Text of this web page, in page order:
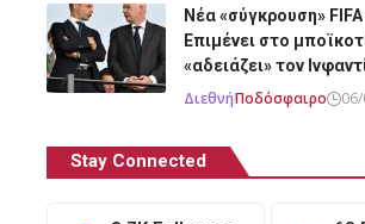
Νέα «σύγκρουση» FIFA
Επιμένει στο
«αδειάζει» τον
ΔιεθνήΠοδόσφαιρο
Stay Connected